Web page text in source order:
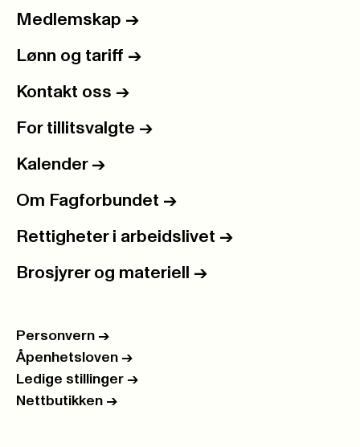
Medlemskap ->
Lønn og tariff ->
Kontakt oss ->
For tillitsvalgte ->
Kalender ->
Om Fagforbundet ->
Rettigheter i arbeidslivet ->
Brosjyrer og materiell ->
Personvern ->
Åpenhetsloven ->
Ledige stillinger ->
Nettbutikken ->